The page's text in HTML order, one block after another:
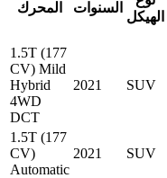
المحرك السنوات
الهيكل
1.5T (177
CV) Mild
Hybrid
4WD
DCT
2021 SUV
1.5T (177
CV)
Automatic
2021 SUV